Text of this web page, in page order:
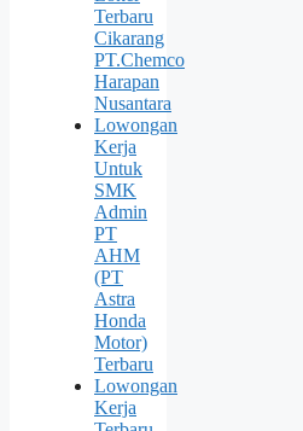
Terbaru
Cikarang
PT.Chemco
Harapan
Nusantara
Lowongan
Kerja
Untuk
SMK
Admin
PT
AHM
(PT
Astra
Honda
Motor)
Terbaru
Lowongan
Kerja